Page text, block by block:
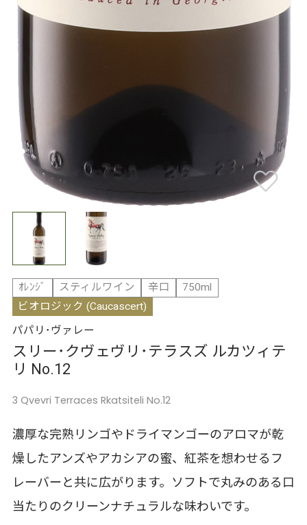
ｵﾚﾝｼﾞ スティルワイン 辛口
750ml
ビオロジック (Caucascert)
パパリ･ヴァレー
スリー･クヴェヴリ･テラスズ ルカツィテ
リ No.12
3 Qvevri Terraces Rkatsiteli No.12
濃厚な完熟リンゴやドライマンゴーのアロマが乾
燥したアンズやアカシアの蜜、紅茶を想わせるフ
レーバーと共に広がります。ソフトで丸みのある口
当たりのクリーンナチュラルな味わいです。